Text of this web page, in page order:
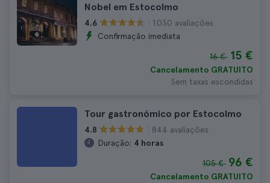
Nobel em Estocolmo
4.6
1.030 avaliações
Confirmação imediata
16 € 15 €
Cancelamento GRATUITO
Sem taxas escondidas
Tour gastronómico por Estocolmo
4.8
844 avaliações
Duração: 4 horas
105 € 96 €
Cancelamento GRATUITO